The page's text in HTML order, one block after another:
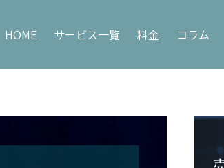
HOME サービス一覧 料金 コラム
Column